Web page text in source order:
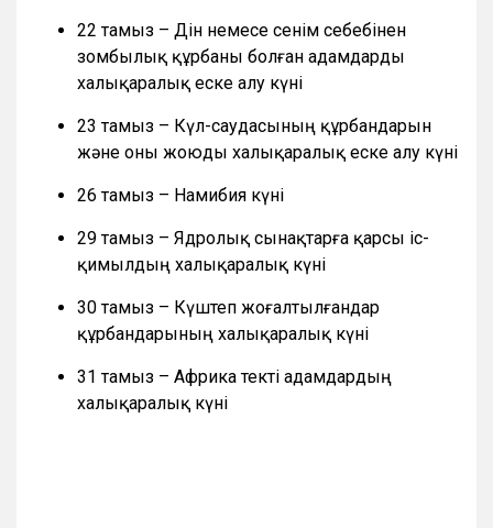
22 тамыз – Дін немесе сенім себебінен
зомбылық құрбаны болған адамдарды
халықаралық еске алу күні
23 тамыз – Күл-саудасының құрбандарын
және оны жоюды халықаралық еске алу күні
26 тамыз – Намибия күні
29 тамыз – Ядролық сынақтарға қарсы іс-
қимылдың халықаралық күні
30 тамыз – Күштеп жоғалтылғандар
құрбандарының халықаралық күні
31 тамыз – Африка текті адамдардың
халықаралық күні